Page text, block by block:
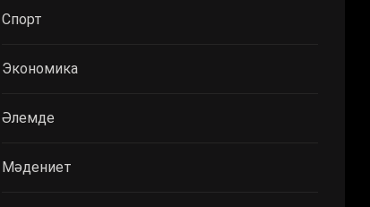
Спорт
Экономика
Әлемде
Мәдениет